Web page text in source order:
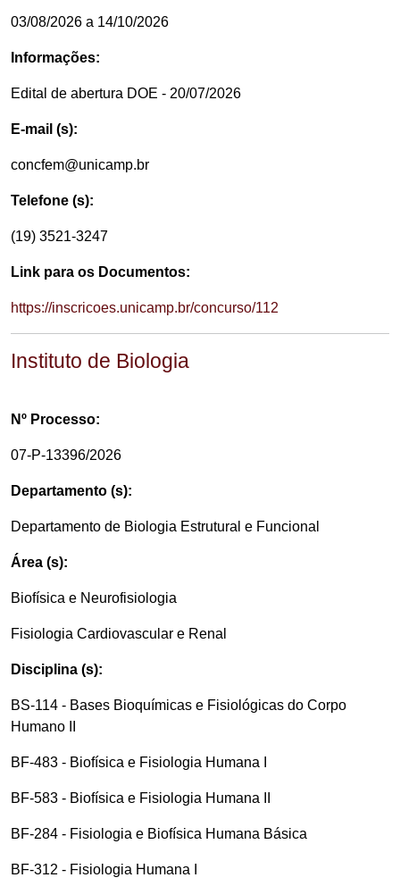
03/08/2026 a 14/10/2026
Informações:
Edital de abertura DOE - 20/07/2026
E-mail (s):
concfem@unicamp.br
Telefone (s):
(19) 3521-3247
Link para os Documentos:
https://inscricoes.unicamp.br/concurso/112
Instituto de Biologia
Nº Processo:
07-P-13396/2026
Departamento (s):
Departamento de Biologia Estrutural e Funcional
Área (s):
Biofísica e Neurofisiologia
Fisiologia Cardiovascular e Renal
Disciplina (s):
BS-114 - Bases Bioquímicas e Fisiológicas do Corpo
Humano II
BF-483 - Biofísica e Fisiologia Humana I
BF-583 - Biofísica e Fisiologia Humana II
BF-284 - Fisiologia e Biofísica Humana Básica
BF-312 - Fisiologia Humana I